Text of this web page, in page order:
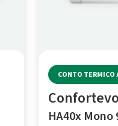
CONTO TERMICO
HA40x Mono